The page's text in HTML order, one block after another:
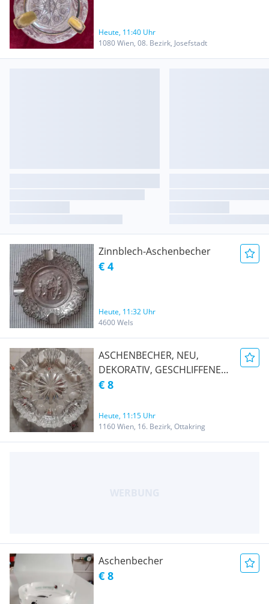
Heute, 11:40 Uhr
1080 Wien, 08. Bezirk, Josefstadt
Zinnblech-Aschenbecher
€ 4
Heute, 11:32 Uhr
4600 Wels
ASCHENBECHER, NEU,
DEKORATIV, GESCHLIFFENES
GLAS
€ 8
Heute, 11:15 Uhr
1160 Wien, 16. Bezirk, Ottakring
Aschenbecher
€ 8